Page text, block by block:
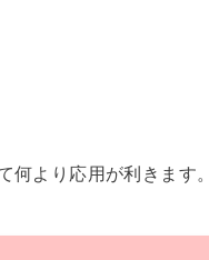
より応用が利きます。